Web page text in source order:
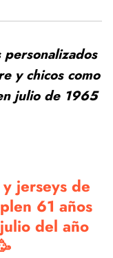
y chicos como
julio de 1965
jerseys de
61 años
del año